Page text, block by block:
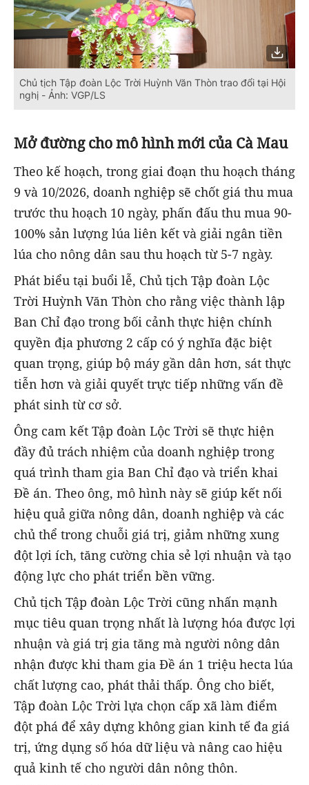
Chủ tịch Tập đoàn Lộc Trời Huỳnh Văn Thòn trao đổi tại Hội
nghị - Ảnh: VGP/LS
Mở đường cho mô hình mới của Cà Mau
Theo kế hoạch, trong giai đoạn thu hoạch tháng
9 và 10/2026, doanh nghiệp sẽ chốt giá thu mua
trước thu hoạch 10 ngày, phấn đấu thu mua 90-
100% sản lượng lúa liên kết và giải ngân tiền
lúa cho nông dân sau thu hoạch từ 5-7 ngày.
Phát biểu tại buổi lễ, Chủ tịch Tập đoàn Lộc
Trời Huỳnh Văn Thòn cho rằng việc thành lập
Ban Chỉ đạo trong bối cảnh thực hiện chính
quyền địa phương 2 cấp có ý nghĩa đặc biệt
quan trọng, giúp bộ máy gần dân hơn, sát thực
tiễn hơn và giải quyết trực tiếp những vấn đề
phát sinh từ cơ sở.
Ông cam kết Tập đoàn Lộc Trời sẽ thực hiện
đầy đủ trách nhiệm của doanh nghiệp trong
quá trình tham gia Ban Chỉ đạo và triển khai
Đề án. Theo ông, mô hình này sẽ giúp kết nối
hiệu quả giữa nông dân, doanh nghiệp và các
chủ thể trong chuỗi giá trị, giảm những xung
đột lợi ích, tăng cường chia sẻ lợi nhuận và tạo
động lực cho phát triển bền vững.
Chủ tịch Tập đoàn Lộc Trời cũng nhấn mạnh
mục tiêu quan trọng nhất là lượng hóa được lợi
nhuận và giá trị gia tăng mà người nông dân
nhận được khi tham gia Đề án 1 triệu hecta lúa
chất lượng cao, phát thải thấp. Ông cho biết,
Tập đoàn Lộc Trời lựa chọn cấp xã làm điểm
đột phá để xây dựng không gian kinh tế đa giá
trị, ứng dụng số hóa dữ liệu và nâng cao hiệu
quả kinh tế cho người dân nông thôn.